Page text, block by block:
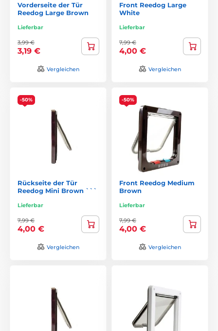
Vorderseite der Tür
Reedog Large Brown
Lieferbar
3,99 €
3,19 €
Vergleichen
Front Reedog Large
White
Lieferbar
7,99 €
4,00 €
Vergleichen
-50%
Rückseite der Tür
Reedog Mini Brown ```
Lieferbar
7,99 €
4,00 €
Vergleichen
-50%
Front Reedog Medium
Brown
Lieferbar
7,99 €
4,00 €
Vergleichen